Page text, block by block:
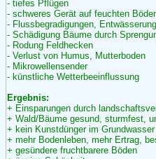
- tiefes Pflügen
- schweres Gerät auf feuchten
- Flussbegradigungen,
- Schädigung Bäume durch
- Rodung Feldhecken
- Verlust von Humus, Mutterboden
- Mikrowellensender
- künstliche Wetterbeeinflussung
Ergebnis:
+ Einsparungen durch
+ Wald/Bäume gesund, sturmfest,
+ kein Kunstdünger im Grundwasser
+ mehr Bodenleben, mehr Ertrag,
+ gesündere fruchtbarere Böden